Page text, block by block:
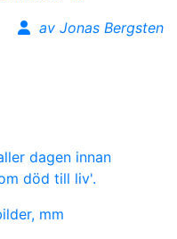
av Jonas Bergsten
dagen innan
död till liv'.
mm